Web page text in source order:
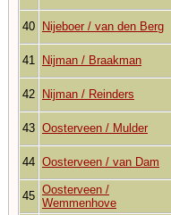
40 Nijeboer / van den Berg
41 Nijman / Braakman
42 Nijman / Reinders
43 Oosterveen / Mulder
44 Oosterveen / van Dam
45 Oosterveen /
Wemmenhove